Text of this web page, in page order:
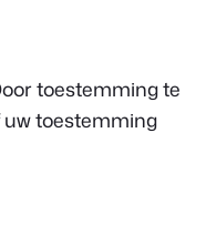
toestemming te
uw toestemming